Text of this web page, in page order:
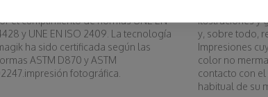
el cumplimiento de normas UNE EN
y UNE EN ISO 2409. La tecnología
ha sido certificada según las
ASTM D870 y ASTM
fotográfica.
Con Imagik es
ilustraciones y
y, sobre todo,
Impresiones
color no
contacto con
habitual de su